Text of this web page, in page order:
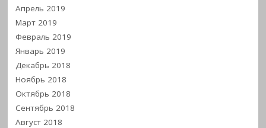
Апрель 2019
Март 2019
Февраль 2019
Январь 2019
Декабрь 2018
Ноябрь 2018
Октябрь 2018
Сентябрь 2018
Август 2018